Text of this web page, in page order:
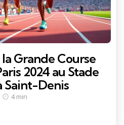
Grande Course
2024 au Stade
Saint-Denis
4 min